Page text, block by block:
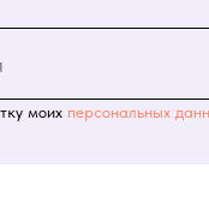
моих персональных